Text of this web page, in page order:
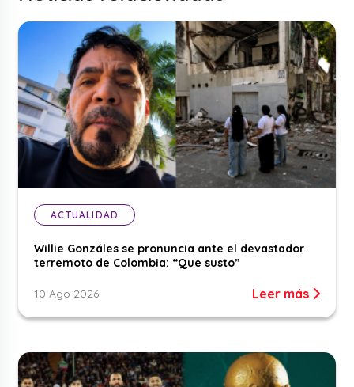
ACTUALIDAD
Willie Gonzáles se pronuncia ante el devastador
terremoto de Colombia: “Que susto”
10 Ago 2026 Leer más